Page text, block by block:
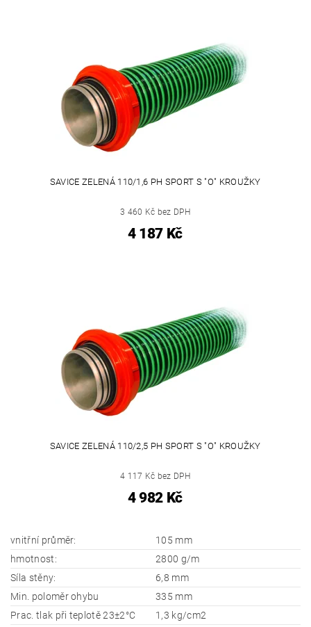
SAVICE ZELENÁ 110/1,6 PH SPORT S "O" KROUŽKY
3 460 Kč bez DPH
4 187 Kč
SAVICE ZELENÁ 110/2,5 PH SPORT S "O" KROUŽKY
4 117 Kč bez DPH
4 982 Kč
vnitřní průměr:
105 mm
hmotnost:
2800 g/m
Síla stěny:
6,8 mm
Min. poloměr ohybu
335 mm
Prac. tlak při teplotě 23±2°C
1,3 kg/cm2